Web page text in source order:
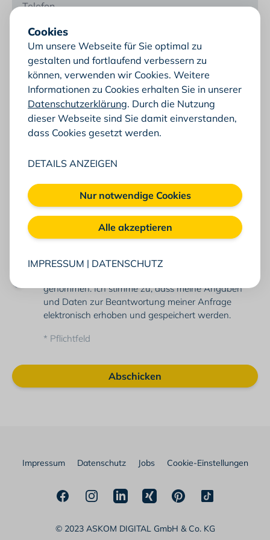
Ich interessiere mich für...
Netzwerktechnik
Systemintegration
Planungsleistungen
Besuch unserer SmartArea (Showroom)
genommen. Ich stimme zu, dass meine Angaben
und Daten zur Beantwortung meiner Anfrage
elektronisch erhoben und gespeichert werden.
* Pflichtfeld
Abschicken
Impressum Datenschutz Jobs Cookie-Einstellungen
FacebookInstagramLinkedInXing PinterestTikTok
© 2023 ASKOM DIGITAL GmbH & Co. KG
Cookies
Um unsere Webseite für Sie optimal zu
gestalten und fortlaufend verbessern zu
können, verwenden wir Cookies. Weitere
Informationen zu Cookies erhalten Sie in unserer
Datenschutzerklärung. Durch die Nutzung
dieser Webseite sind Sie damit einverstanden,
dass Cookies gesetzt werden.
Nur notwendige Cookies
DETAILS ANZEIGEN
Alle akzeptieren
IMPRESSUM | DATENSCHUTZ